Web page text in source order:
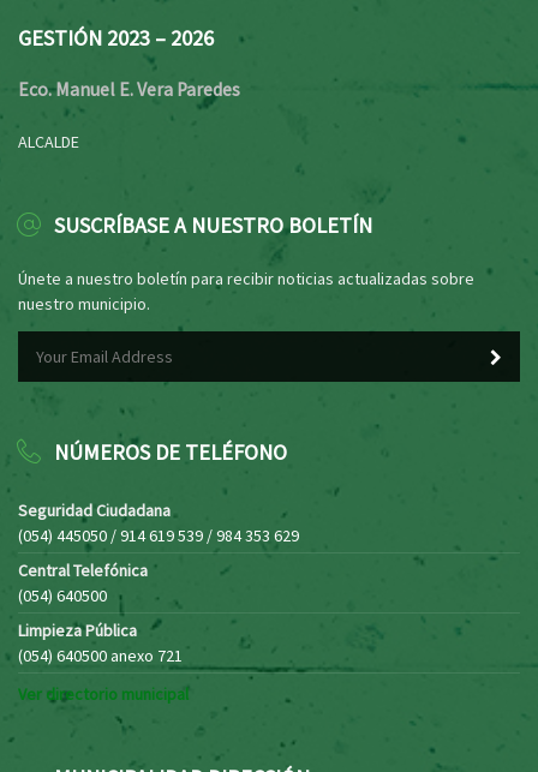
GESTIÓN 2023 – 2026
Eco. Manuel E. Vera Paredes
ALCALDE
SUSCRÍBASE A NUESTRO BOLETÍN
Únete a nuestro boletín para recibir noticias actualizadas sobre
nuestro municipio.
NÚMEROS DE TELÉFONO
Seguridad Ciudadana
(054) 445050 / 914 619 539 / 984 353 629
Central Telefónica
(054) 640500
Limpieza Pública
(054) 640500 anexo 721
Ver directorio municipal